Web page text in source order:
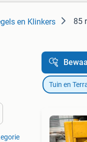
en Klinkers 85
Tuin en